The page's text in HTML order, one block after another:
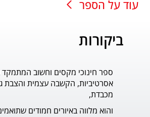
עוד על הספר
ביקורות
ספר חינוכי מקסים וחשוב המתמקד
אסרטיביות, הקשבה עצמית והצבת
מכבדת,